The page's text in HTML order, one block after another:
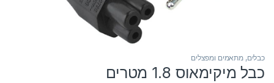
כבלים, מתאמים ומפצלים
כבל מיקימאוס 1.8 מטרים